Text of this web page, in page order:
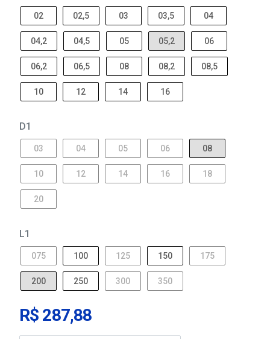
02 02,5 03 03,5 04
04,2 04,5 05 05,2 06
06,2 06,5 08 08,2 08,5
10 12 14 16
D1
03 04 05 06 08
10 12 14 16 18
20
L1
075 100 125 150 175
200 250 300 350
R$ 287,88